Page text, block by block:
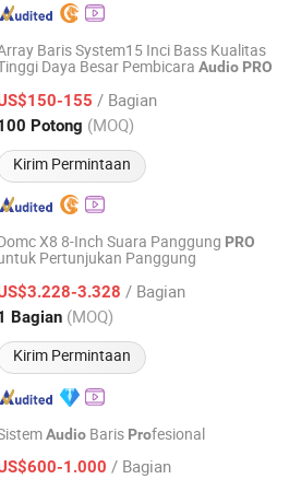
Baris System15 Inci Bass Kualitas
Daya Besar Pembicara Audio PRO
155 / Bagian
Potong (MOQ)
Kirim Permintaan
Appliance Co., Ltd.
Harga mulai 2024
X8 8-Inch Suara Panggung PRO
Pertunjukan Panggung
3.328 / Bagian
Bagian (MOQ)
Kirim Permintaan
Ltd
Harga mulai 2025
Audio Baris Profesional
1.000 / Bagian
Technology Co., Ltd